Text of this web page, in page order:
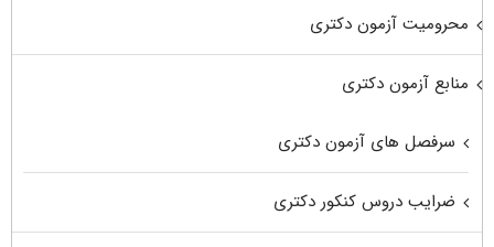
محرومیت آزمون دکتری
منابع آزمون دکتری
سرفصل های آزمون دکتری
ضرایب دروس کنکور دکتری